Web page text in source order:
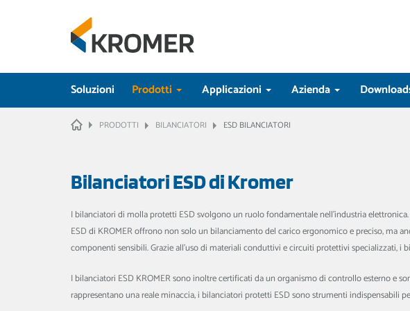
Soluzioni Prodotti Applicazioni Azienda
HOME PRODOTTI BILANCIATORI ESD BILANCIATORI
Bilanciatori ESDdi Kromer
I bilanciatori di molla protetti ESD svolgono un ruolo fondamentale nell’industria
ESD di KROMER offrono non solo un bilanciamento del carico ergonomico e preciso, ma
componenti sensibili. Grazie all’uso di materiali conduttivi e circuiti protettivi specializzati,
I bilanciatori ESD KROMER sono inoltre certificati da un organismo di controllo esterno e
rappresentano una reale minaccia, i bilanciatori protetti ESD sono strumenti indispensabili